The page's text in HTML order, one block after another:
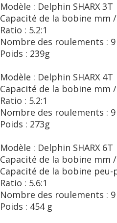
Modèle : Delphin SHARX 3T
Capacité de la bobine mm
Ratio : 5.2:1
Nombre des roulements : 9
Poids : 239g
Modèle : Delphin SHARX 4T
Capacité de la bobine mm
Ratio : 5.2:1
Nombre des roulements : 9
Poids : 273g
Modèle : Delphin SHARX 6T
Capacité de la bobine mm
Capacité de la bobine peu-
Ratio : 5.6:1
Nombre des roulements : 9
Poids : 454 g